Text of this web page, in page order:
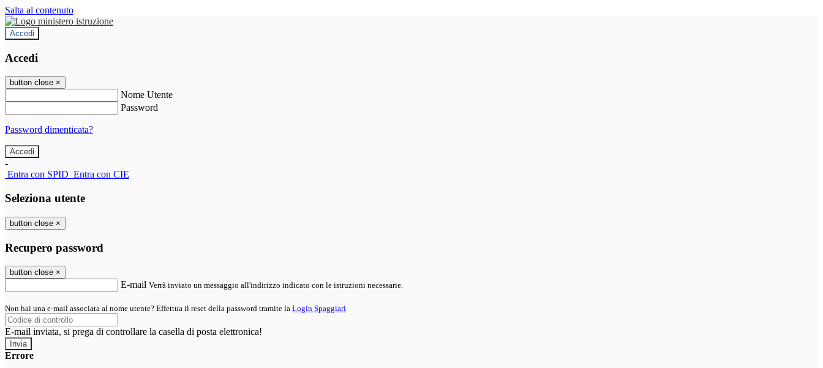
Salta al contenuto
Accedi
Accedi
button close ×
Nome Utente
Password
Password dimenticata?
-
Entra con SPID Entra con CIE
Seleziona utente
button close ×
Recupero password
button close ×
E-mail Verrà inviato un messaggio all'indirizzo indicato con le istruzioni necessarie.
Non hai una e-mail associata al nome utente? Effettua il reset della password tramite la Login Spaggiari
E-mail inviata, si prega di controllare la casella di posta elettronica!
Errore